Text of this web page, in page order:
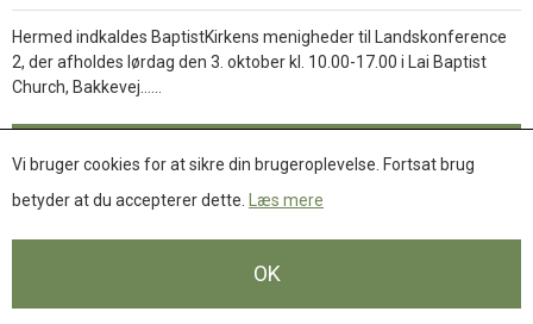
Hermed indkaldes BaptistKirkens menigheder til Landskonference
2, der afholdes lørdag den 3. oktober kl. 10.00-17.00 i Lai Baptist
Church, Bakkevej……
Læs mere
Vi bruger cookies for at sikre din brugeroplevelse. Fortsat brug
betyder at du accepterer dette.
Læs mere
OK